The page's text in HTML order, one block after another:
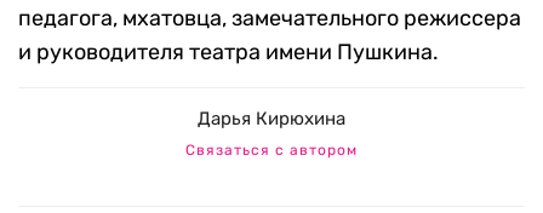
педагога, мхатовца, замечательного режиссера
и руководителя театра имени Пушкина.
Дарья Кирюхина
Связаться с автором